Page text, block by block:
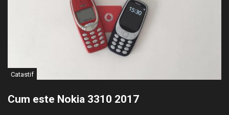
Catastif
Cum este Nokia 3310 2017